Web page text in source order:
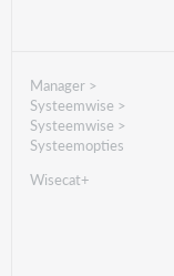
Manager >
Systeemwise >
Systeemwise >
Systeemopties
Wisecat+